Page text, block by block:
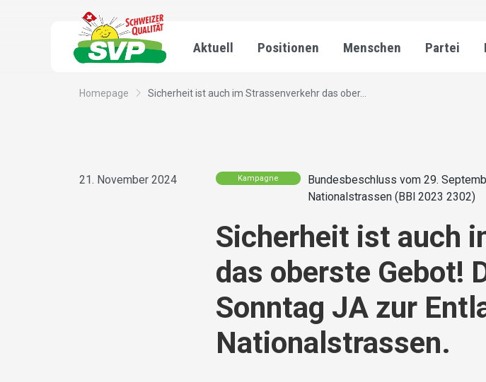
Aktuell Positionen Menschen Partei
Homepage Sicherheit ist auch im Strassenverkehr das ober...
21. November 2024 Kampagne
Bundesbeschluss vom 29.
Nationalstrassen (BBl 2023 2302)
Sicherheit ist auch
das oberste Gebot!
Sonntag JA zur
Nationalstrassen.